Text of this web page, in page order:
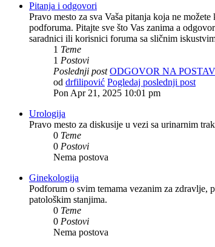
Pitanja i odgovori
Pravo mesto za sva Vaša pitanja koja ne
podforuma. Pitajte sve što Vas zanima a
saradnici ili korisnici foruma sa sličnim
1 Teme
1 Postovi
Poslednji post ODGOVOR NA
od drfilipović Pogledaj poslednji post
Pon Apr 21, 2025 10:01 pm
Urologija
Pravo mesto za diskusije u vezi sa urinarnim
0 Teme
0 Postovi
Nema postova
Ginekologija
Podforum o svim temama vezanim za zdravlje,
patološkim stanjima.
0 Teme
0 Postovi
Nema postova